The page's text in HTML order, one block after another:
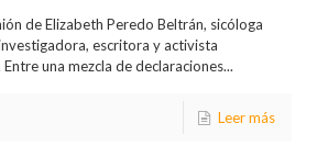
de Elizabeth Peredo Beltrán, sicóloga
escritora y activista
una mezcla de declaraciones...
Leer más